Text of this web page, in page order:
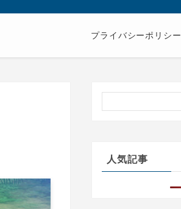
プライバシーポリシー
人気記事